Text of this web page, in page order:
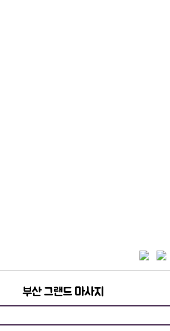
해운대 타이
부산 그랜드 마사지